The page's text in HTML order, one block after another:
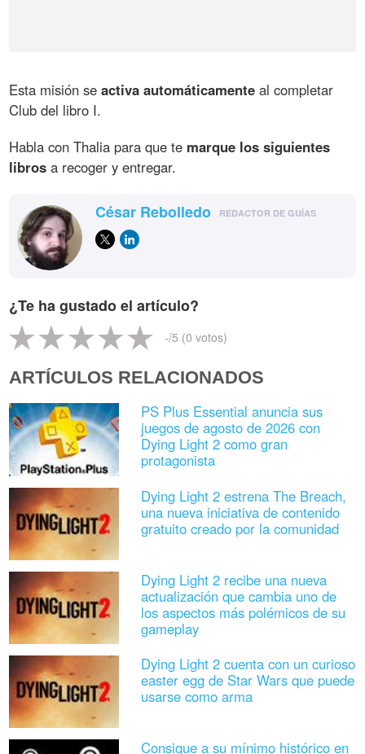
Esta misión seactiva automáticamente al completar
Club del libro I.
Habla con Thalia para que te marque los siguientes
libros a recoger y entregar.
César Rebolledo REDACTOR DE GUÍAS
¿Te ha gustado el artículo?
-/5 (0 votos)
ARTÍCULOS RELACIONADOS
PS Plus Essential anuncia sus
juegos de agosto de 2026 con
Dying Light 2 como gran
protagonista
Dying Light 2 estrena The Breach,
una nueva iniciativa de contenido
gratuito creado por la comunidad
Dying Light 2 recibe una nueva
actualización que cambia uno de
los aspectos más polémicos de su
gameplay
Dying Light 2 cuenta con un curioso
easter egg de Star Wars que puede
usarse como arma
Consigue a su mínimo histórico en